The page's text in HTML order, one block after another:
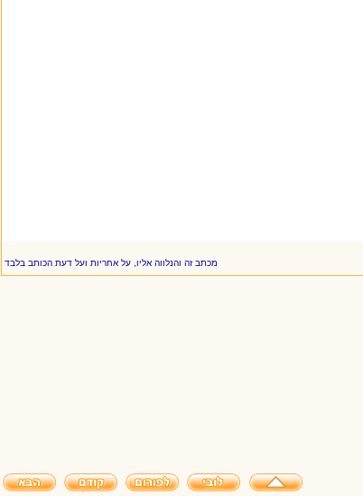
מכתב זה והנלווה אליו, על אחריות ועל דעת הכותב בלבד